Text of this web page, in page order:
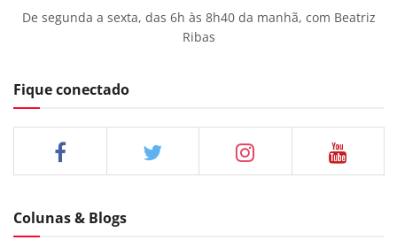
De segunda a sexta, das 6h às 8h40 da manhã, com Beatriz
Ribas
Fique conectado
Colunas & Blogs